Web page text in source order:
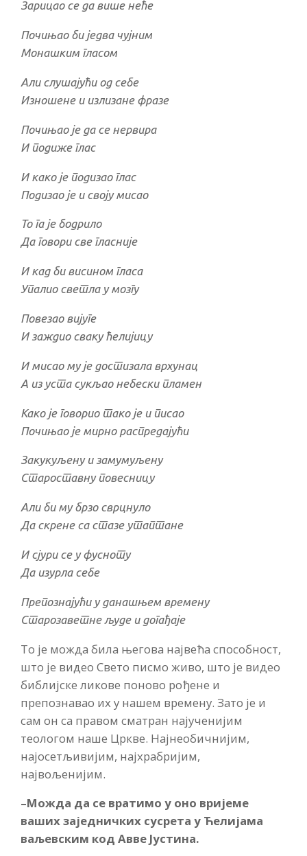
Зарицао се да више неће
Почињао би једва чујним
Монашким гласом
Али слушајући од себе
Изношене и излизане фразе
Почињао је да се нервира
И подиже глас
И како је подизао глас
Подизао је и своју мисао
То га је бодрило
Да говори све гласније
И кад би висином гласа
Упалио светла у мозгу
Повезао вијуге
И заждио сваку ћелијицу
И мисао му је достизала врхунац
А из уста сукљао небески пламен
Како је говорио тако је и писао
Почињао је мирно распредајући
Закукуљену и замумуљену
Староставну повесницу
Али би му брзо сврцнуло
Да скрене са стазе утаптане
И сјури се у фусноту
Да изурла себе
Препознајући у данашњем времену
Старозаветне људе и догађаје
То је можда била његова највећа способност,
што је видео Свето писмо живо, што је видео
библијске ликове поново рођене и
препознавао их у нашем времену. Зато је и
сам он са правом сматран најученијим
теологом наше Цркве. Најнеобичнијим,
најосетљивијим, најхрабријим,
највољенијим.
–Можда да се вратимо у оно вријеме
ваших заједничких сусрета у Ћелијама
ваљевским код Авве Јустина.